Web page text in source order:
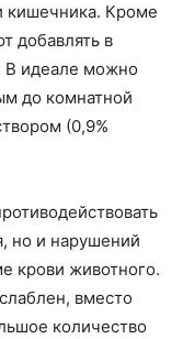
кишечника. Кроме
добавлять в
В идеале можно
до комнатной
(0,9%
но и нарушений
крови животного.
вместо
количество